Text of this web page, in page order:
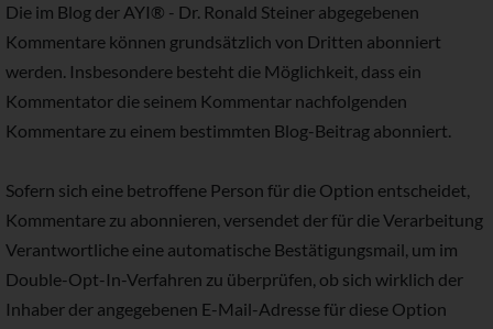
Die im Blog der AYI® - Dr. Ronald Steiner abgegebenen
Kommentare können grundsätzlich von Dritten abonniert
werden. Insbesondere besteht die Möglichkeit, dass ein
Kommentator die seinem Kommentar nachfolgenden
Kommentare zu einem bestimmten Blog-Beitrag abonniert.
Sofern sich eine betroffene Person für die Option entscheidet,
Kommentare zu abonnieren, versendet der für die Verarbeitung
Verantwortliche eine automatische Bestätigungsmail, um im
Double-Opt-In-Verfahren zu überprüfen, ob sich wirklich der
Inhaber der angegebenen E-Mail-Adresse für diese Option